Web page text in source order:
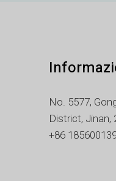
No. 5577,
District, Jinan,
+86